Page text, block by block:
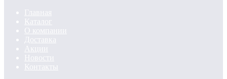
Главная
Каталог
О компании
Доставка
Акции
Новости
Контакты